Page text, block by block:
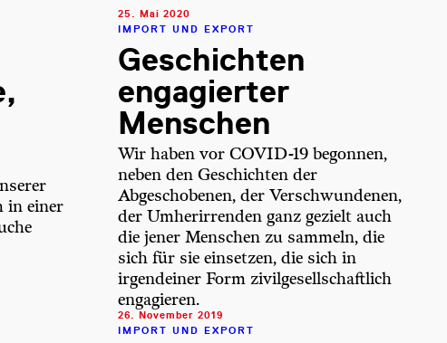
in einer
25. Mai 2020
IMPORT UND EXPORT
Geschichten
engagierter
Menschen
Wir haben vor COVID-19 begonnen,
neben den Geschichten der
Abgeschobenen, der Verschwundenen,
der Umherirrenden ganz gezielt auch
die jener Menschen zu sammeln, die
sich für sie einsetzen, die sich in
irgendeiner Form zivilgesellschaftlich
engagieren.
26. November 2019
IMPORT UND EXPORT